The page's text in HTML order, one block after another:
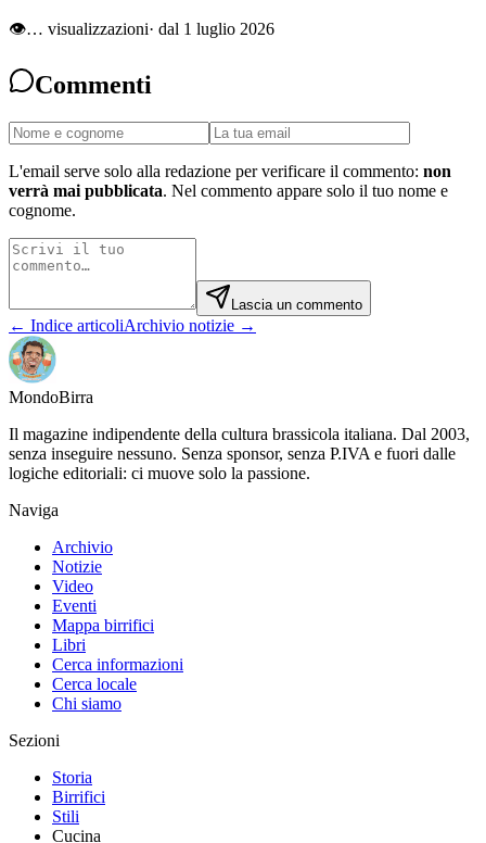
👁… visualizzazioni· dal 1 luglio 2026
Commenti
L'email serve solo alla redazione per verificare il commento: non
verrà mai pubblicata. Nel commento appare solo il tuo nome e
cognome.
Lascia un commento
← Indice articoliArchivio notizie →
MondoBirra
Il magazine indipendente della cultura brassicola italiana. Dal 2003,
senza inseguire nessuno. Senza sponsor, senza P.IVA e fuori dalle
logiche editoriali: ci muove solo la passione.
Naviga
Archivio
Notizie
Video
Eventi
Mappa birrifici
Libri
Cerca informazioni
Cerca locale
Chi siamo
Sezioni
Storia
Birrifici
Stili
Cucina